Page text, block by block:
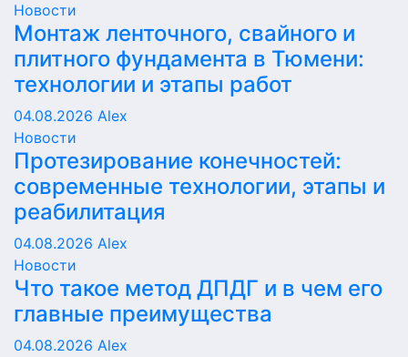
Новости
Монтаж ленточного, свайного и
плитного фундамента в Тюмени:
технологии и этапы работ
04.08.2026 Alex
Новости
Протезирование конечностей:
современные технологии, этапы и
реабилитация
04.08.2026 Alex
Новости
Что такое метод ДПДГ и в чем его
главные преимущества
04.08.2026 Alex